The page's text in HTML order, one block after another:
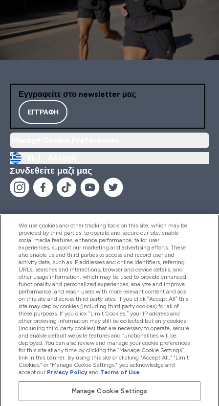
Εγγραφείτε στο newsletter μας
ΕΓΓΡΑΦΉ
Συνδεθείτε μαζί μας
Βοήθεια & Πληροφορίες
Προϊόντα
Εταιρικές Πληροφορίες
Εκπτώσεις & Ανταμοιβές
2026 The Hut.com Ltd
We use cookies and other tracking tools on this site, which may be
provided by third parties, to operate and secure our site, enable
social media features, enhance performance, tailor user
experiences, support our marketing and advertising efforts. These
also enable us and third parties to access and record user and
activity data, such as IP addresses and online identifiers, referring
URLs, searches and interactions, browser and device details, and
other usage information, which may be used to provide enhanced
functionality and personalized experiences, analyze and improve
performance, and reach users with more relevant content and ads
on this site and across third party sites. If you click “Accept All” this
site may deploy cookies (including third party cookies) for all of
these purposes. If you click “Limit Cookies,” your IP address and
other browsing information may still be collected but only cookies
(including third party cookies) that are necessary to operate, secure
and enable default website features and functionalities will be
deployed. You can also review and manage your cookie preferences
for this site at any time by clicking the “Manage Cookie Settings”
link in this banner. By using this site or clicking "Accept All," "Limit
Cookies," or "Manage Cookie Settings," you acknowledge and
accept our Privacy Policy and Terms of Use.
Manage Cookie Settings